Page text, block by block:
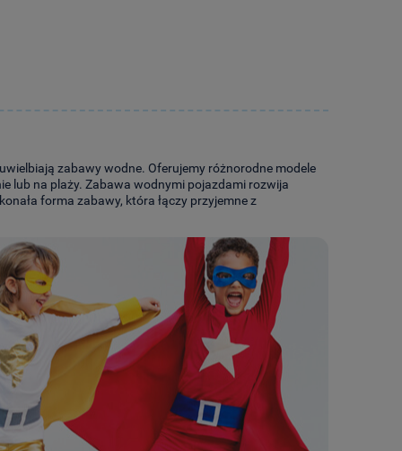
zabawy wodne. Oferujemy różnorodne modele
lub na plaży. Zabawa wodnymi pojazdami rozwija
forma zabawy, która łączy przyjemne z